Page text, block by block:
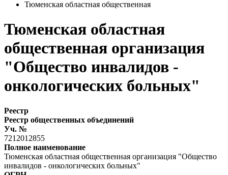
Тюменская областная общественная
Тюменская областная
общественная организация
"Общество инвалидов -
онкологических больных"
Реестр
Реестр общественных объединений
Уч. №
7212012855
Полное наименование
Тюменская областная общественная организация "Общество
инвалидов - онкологических больных"